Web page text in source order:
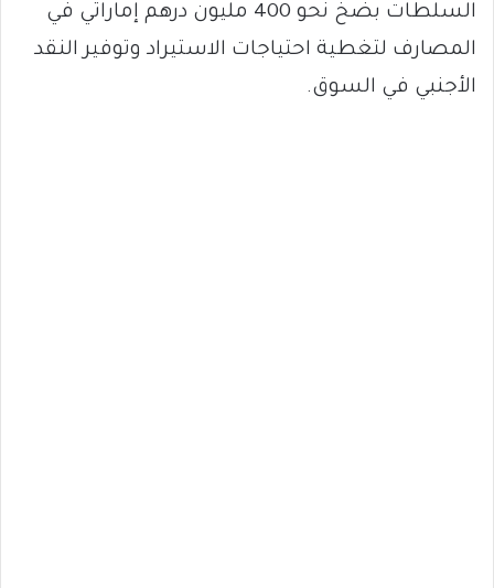
السلطات بضخ نحو 400 مليون درهم إماراتي في
المصارف لتغطية احتياجات الاستيراد وتوفير النقد
الأجنبي في السوق.